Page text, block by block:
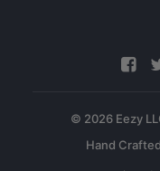
© 2026 Eezy